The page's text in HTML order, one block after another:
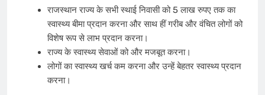
राजस्थान राज्य के सभी स्थाई निवासी को 5 लाख रुपए तक का
स्वास्थ्य बीमा प्रदान करना और साथ हीं गरीब और वंचित लोगों को
विशेष रूप से लाभ प्रदान करना।
राज्य के स्वास्थ्य सेवाओं को और मजबूत करना।
लोगों का स्वास्थ्य खर्च कम करना और उन्हें बेहतर स्वास्थ्य प्रदान
करना।